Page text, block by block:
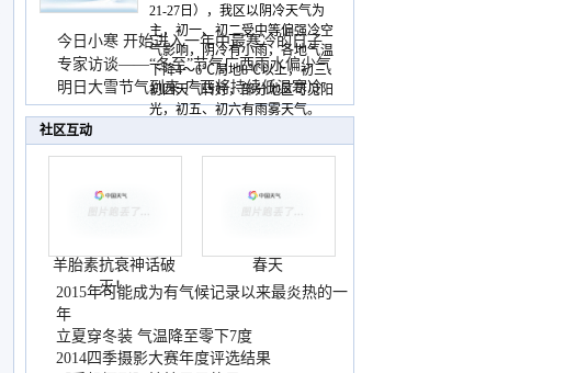
21-27日），我区以阴冷天气为
主，初一、初二受中等偏强冷空
气影响，阴冷有小雨，各地气温
下降4～6℃局地8℃以上，初三、
初四天气转好，部分地区可见阳
光，初五、初六有雨雾天气。
今日小寒 开始进入一年中最寒冷的日子
专家访谈——“冬至”节气广西雨水偏少气
温低
明日大雪节气到来 广西将持续低温寒冷
天气
社区互动
羊胎素抗衰神话破
灭！
春天
2015年可能成为有气候记录以来最炎热的一
年
立夏穿冬装 气温降至零下7度
2014四季摄影大赛年度评选结果